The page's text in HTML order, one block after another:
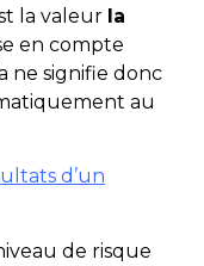
la valeur la
en compte
ne signifie donc
au
d’un
de risque